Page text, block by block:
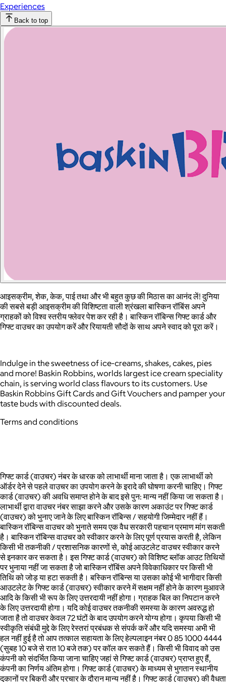
Experiences
Back to top
आइसक्रीम, शेक, केक, पाई तथा और भी बहुत कुछ की मिठास का आनंद लें! दुनिया
की सबसे बड़ी आइसक्रीम की विशिष्टता वाली श्रंखला बास्किन रॉबिंस अपने
ग्राहकों को विश्व स्तरीय फ्लेवर पेश कर रही है। बास्किन रॉबिन्स गिफ्ट कार्ड और
गिफ्ट वाउचर का उपयोग करें और रियायती सौदों के साथ अपने स्वाद को पूरा करें।
Indulge in the sweetness of ice-creams, shakes, cakes, pies
and more! Baskin Robbins, worlds largest ice cream speciality
chain, is serving world class flavours to its customers. Use
Baskin Robbins Gift Cards and Gift Vouchers and pamper your
taste buds with discounted deals.
Terms and conditions
गिफ्ट कार्ड (वाउचर) नंबर के धारक को लाभार्थी माना जाता है। एक लाभार्थी को
ऑर्डर देने से पहले वाउचर का उपयोग करने के इरादे की घोषणा करनी चाहिए। गिफ्ट
कार्ड (वाउचर) की अवधि समाप्त होने के बाद इसे पुन: मान्य नहीं किया जा सकता है।
लाभार्थी द्वारा वाउचर नंबर साझा करने और उसके कारण अकाउंट पर गिफ्ट कार्ड
(वाउचर) को भुनाए जाने के लिए बास्किन रॉबिन्स / सहयोगी जिम्मेदार नहीं हैं।
बास्किन रॉबिन्स वाउचर को भुनाते समय एक वैध सरकारी पहचान प्रमाण मांग सकती
है। बास्किन रॉबिन्स वाउचर को स्वीकार करने के लिए पूर्ण प्रयास करती है, लेकिन
किसी भी तकनीकी / प्रशासनिक कारणों से, कोई आउटलेट वाउचर स्वीकार करने
से इनकार कर सकता है। इस गिफ्ट कार्ड (वाउचर) को विशिष्ट ब्लॉक आउट तिथियों
पर भुनाया नहीं जा सकता है जो बास्किन रॉबिंस अपने विवेकाधिकार पर किसी भी
तिथि को जोड़ या हटा सकती है। बस्किन रॉबिन्स या उसका कोई भी भागीदार किसी
आउटलेट के गिफ्ट कार्ड (वाउचर) स्वीकार करने में सक्षम नहीं होने के कारण मुआवजे
आदि के किसी भी रूप के लिए उत्तरदायी नहीं होगा। ग्राहक बिल का निपटान करने
के लिए उत्तरदायी होगा। यदि कोई वाउचर तकनीकी समस्या के कारण अवरुद्ध हो
जाता है तो वाउचर केवल 72 घंटों के बाद उपयोग करने योग्य होगा। कृपया किसी भी
स्वीकृति संबंधी मुद्दे के लिए रेस्तरां प्रबंधक से संपर्क करें और यदि समस्या अभी भी
हल नहीं हुई है तो आप तत्काल सहायता के लिए हेल्पलाइन नंबर 0 85 1000 4444
(सुबह 10 बजे से रात 10 बजे तक) पर कॉल कर सकते हैं। किसी भी विवाद को उस
कंपनी को संदर्भित किया जाना चाहिए जहां से गिफ्ट कार्ड (वाउचर) प्राप्त हुए हैं,
कंपनी का निर्णय अंतिम होगा। गिफ्ट कार्ड (वाउचर) के माध्यम से भुगतान स्थानीय
दुकानों पर बिक्री और प्रचार के दौरान मान्य नहीं है। गिफ्ट कार्ड (वाउचर) की वैधता